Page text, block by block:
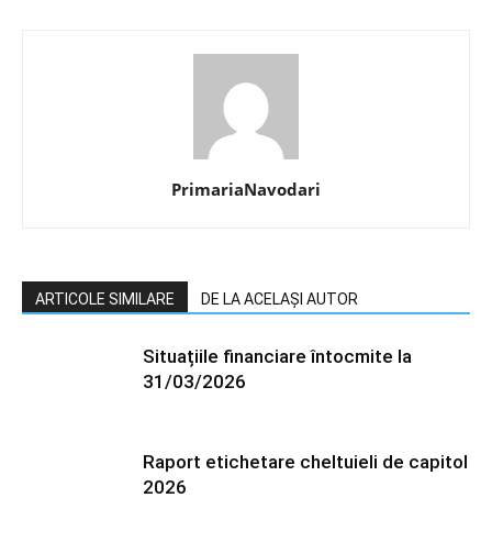
PrimariaNavodari
ARTICOLE SIMILARE DE LA ACELAȘI AUTOR
Situațiile financiare întocmite la
31/03/2026
Raport etichetare cheltuieli de capitol
2026